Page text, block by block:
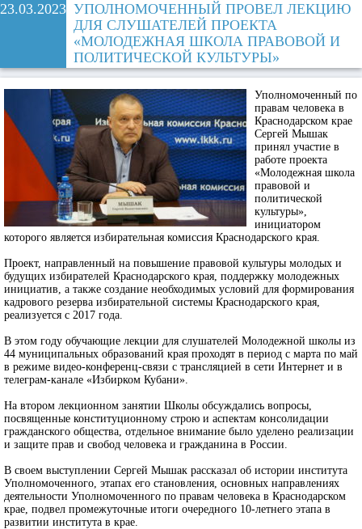
23.03.2023 УПОЛНОМОЧЕННЫЙ ПРОВЕЛ ЛЕКЦИЮ
ДЛЯ СЛУШАТЕЛЕЙ ПРОЕКТА
«МОЛОДЕЖНАЯ ШКОЛА ПРАВОВОЙ И
ПОЛИТИЧЕСКОЙ КУЛЬТУРЫ»
Уполномоченный по
правам человека в
Краснодарском крае
Сергей Мышак
принял участие в
работе проекта
«Молодежная школа
правовой и
политической
культуры»,
инициатором
которого является избирательная комиссия Краснодарского края.
Проект, направленный на повышение правовой культуры молодых и
будущих избирателей Краснодарского края, поддержку молодежных
инициатив, а также создание необходимых условий для формирования
кадрового резерва избирательной системы Краснодарского края,
реализуется с 2017 года.
В этом году обучающие лекции для слушателей Молодежной школы из
44 муниципальных образований края проходят в период с марта по май
в режиме видео-конференц-связи с трансляцией в сети Интернет и в
телеграм-канале «Избирком Кубани».
На втором лекционном занятии Школы обсуждались вопросы,
посвященные конституционному строю и аспектам консолидации
гражданского общества, отдельное внимание было уделено реализации
и защите прав и свобод человека и гражданина в России.
В своем выступлении Сергей Мышак рассказал об истории института
Уполномоченного, этапах его становления, основных направлениях
деятельности Уполномоченного по правам человека в Краснодарском
крае, подвел промежуточные итоги очередного 10-летнего этапа в
развитии института в крае.